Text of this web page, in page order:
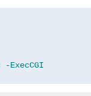
-ExecCGI